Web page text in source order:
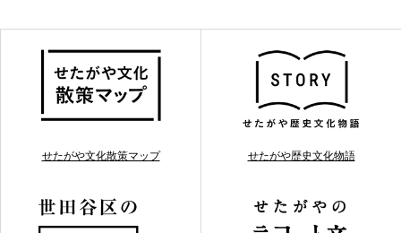
せたがや文化散策マップ せたがや歴史文化物語